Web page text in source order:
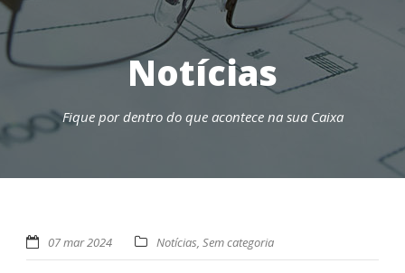
Notícias
Fique por dentro do que acontece na sua Caixa
07 mar 2024 Notícias, Sem categoria